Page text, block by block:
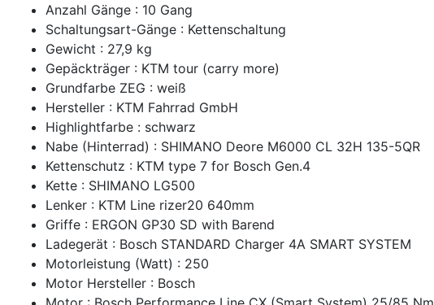
Anzahl Gänge : 10 Gang
Schaltungsart-Gänge : Kettenschaltung
Gewicht : 27,9 kg
Gepäckträger : KTM tour (carry more)
Grundfarbe ZEG : weiß
Hersteller : KTM Fahrrad GmbH
Highlightfarbe : schwarz
Nabe (Hinterrad) : SHIMANO Deore M6000 CL 32H 135-5QR
Kettenschutz : KTM type 7 for Bosch Gen.4
Kette : SHIMANO LG500
Lenker : KTM Line rizer20 640mm
Griffe : ERGON GP30 SD with Barend
Ladegerät : Bosch STANDARD Charger 4A SMART SYSTEM
Motorleistung (Watt) : 250
Motor Hersteller : Bosch